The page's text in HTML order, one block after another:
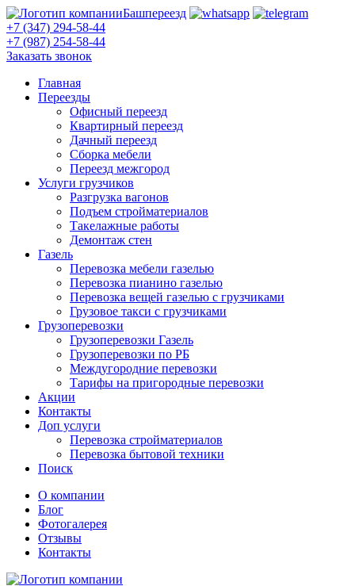
Башпереезд
+7 (347) 294-58-44
+7 (987) 254-58-44
Заказать звонок
Главная
Переезды
Офисный переезд
Квартирный переезд
Дачный переезд
Сборка мебели
Переезд межгород
Услуги грузчиков
Разгрузка вагонов
Подъем стройматериалов
Такелажные работы
Демонтаж стен
Газель
Перевозка мебели газелью
Перевозка пианино газелью
Перевозка вещей газелью с грузчиками
Грузовое такси с грузчиками
Грузоперевозки
Грузоперевозки Газель
Грузоперевозки по РБ
Междугородние перевозки
Тарифы на пригородные перевозки
Акции
Контакты
Доп услуги
Перевозка стройматериалов
Перевозка бытовой техники
Поиск
О компании
Блог
Фотогалерея
Отзывы
Контакты